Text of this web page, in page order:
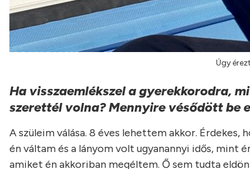
Úgy
Ha visszaemlékszel a gyerekkorodra,
szerettél volna? Mennyire vésődött be
A szüleim válása. 8 éves lehettem akkor.
én váltam és a lányom volt ugyanannyi idős, mint
amiket én akkoriban megéltem. Ő sem tudta